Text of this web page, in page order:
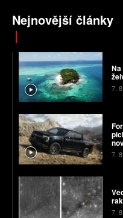
Nejnovější články
7.
7.
7.